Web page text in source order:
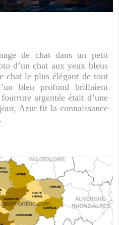
de chat dans un petit
d’un chat aux yeux bleus
chat le plus élégant de tout
bleu profond brillaient
argentée était d’une
Azur fit la connaissance